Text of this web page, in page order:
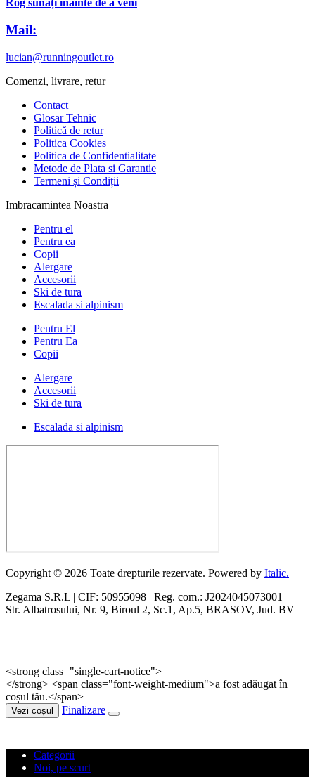
Rog sunați înainte de a veni
Mail:
lucian@runningoutlet.ro
Comenzi, livrare, retur
Contact
Glosar Tehnic
Politică de retur
Politica Cookies
Politica de Confidentialitate
Metode de Plata si Garantie
Termeni și Condiții
Imbracamintea Noastra
Pentru el
Pentru ea
Copii
Alergare
Accesorii
Ski de tura
Escalada si alpinism
Pentru El
Pentru Ea
Copii
Alergare
Accesorii
Ski de tura
Escalada si alpinism
Copyright © 2026 Toate drepturile rezervate. Powered by Italic.
Zegama S.R.L | CIF: 50955098 | Reg. com.: J2024045073001
Str. Albatrosului, Nr. 9, Biroul 2, Sc.1, Ap.5, BRASOV, Jud. BV
<strong class="single-cart-notice">
</strong> <span class="font-weight-medium">a fost adăugat în
coșul tău.</span>
Vezi coșul Finalizare
Categorii
Noi, pe scurt